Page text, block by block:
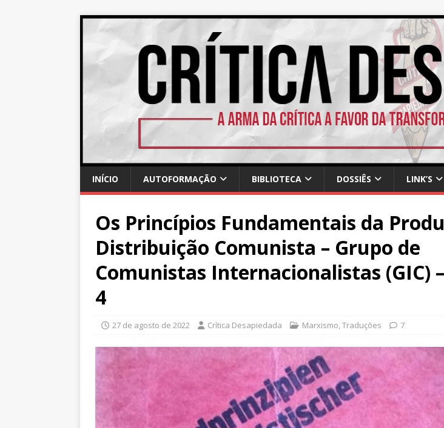
INÍCIO AUTOFORMAÇÃO BIBLIOTECA DOSSIÊS LINK’S
Os Princípios Fundamentais da
Distribuição Comunista – Grupo de
Comunistas Internacionalistas (GIC)
4
27 de agosto de 2022 Crítica Desapiedada Marxismo,Traduções 7